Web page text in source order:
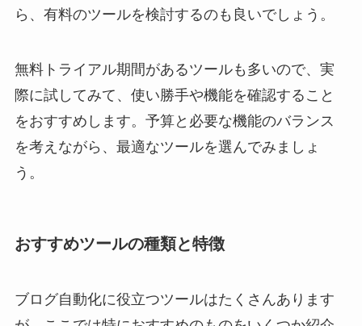
ら、有料のツールを検討するのも良いでしょう。
無料トライアル期間があるツールも多いので、実
際に試してみて、使い勝手や機能を確認すること
をおすすめします。予算と必要な機能のバランス
を考えながら、最適なツールを選んでみましょ
う。
おすすめツールの種類と特徴
ブログ自動化に役立つツールはたくさんあります